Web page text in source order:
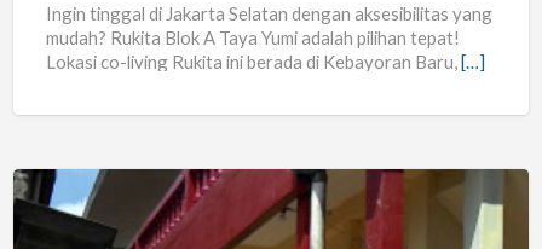
Ingin tinggal di Jakarta Selatan dengan aksesibilitas yang
mudah? Rukita Blok A Taya Yumi adalah pilihan tepat!
Lokasi co-living Rukita ini berada di Kebayoran Baru, […]
kamar